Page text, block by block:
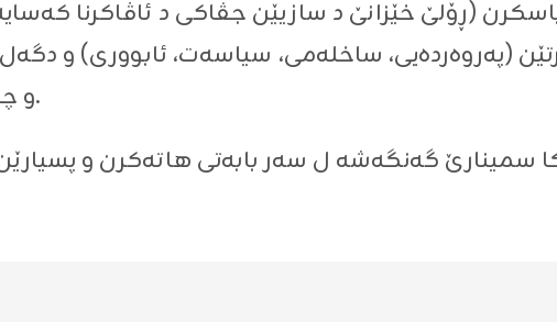
(ڕۆلێ خێزانێ د سازیێن جڤاکی د ئاڤاکرنا
(پەروەردەیی، ساخلەمی، سیاسەت، ئابووری) و
و چاوانیا خۆ گونجاندنێ دگەل ئەوان پێشڤەچوونان.